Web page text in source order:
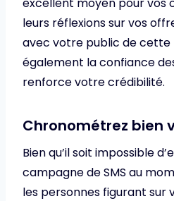
leurs réflexions sur vos
avec votre public de
également la confiance
renforce votre crédibilité.
Chronométrez bien
Bien qu’il soit impossible
campagne de SMS au
les personnes figurant sur